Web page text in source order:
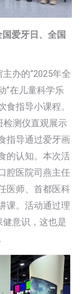
爱牙日、全国
办的“2025年全
”在儿童科学乐
指导小课程。
检测仪直观展示
指导通过爱牙画
的认知。本次活
腔医院司燕主任
医师、首都医科
课。活动通过理
意识，这也是